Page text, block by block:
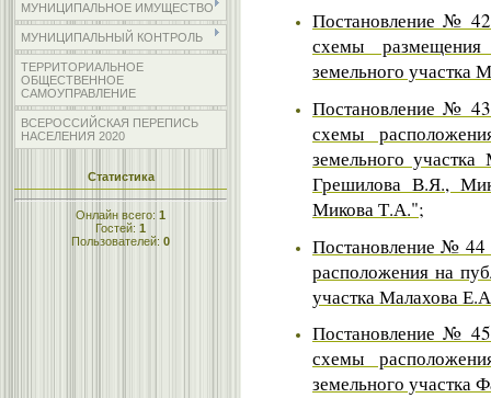
МУНИЦИПАЛЬНОЕ ИМУЩЕСТВО
МУНИЦИПАЛЬНЫЙ КОНТРОЛЬ
ТЕРРИТОРИАЛЬНОЕ
ОБЩЕСТВЕННОЕ
САМОУПРАВЛЕНИЕ
ВСЕРОССИЙСКАЯ ПЕРЕПИСЬ
НАСЕЛЕНИЯ 2020
Статистика
Онлайн всего: 1
Гостей: 1
Пользователей: 0
Постановление №
схемы
земельного участка
Постановление №
схемы
земельного
Грешилова В.Я.,
Микова Т.А.";
Постановление №
расположения на
участка Малахова
Постановление №
схемы
земельного